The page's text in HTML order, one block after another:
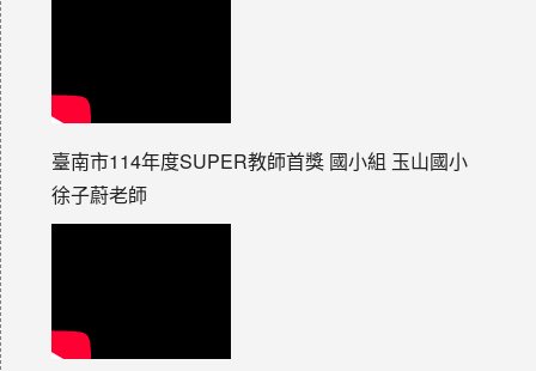
臺南市114年度SUPER教師首獎 國小組 玉山國小
徐子蔚老師